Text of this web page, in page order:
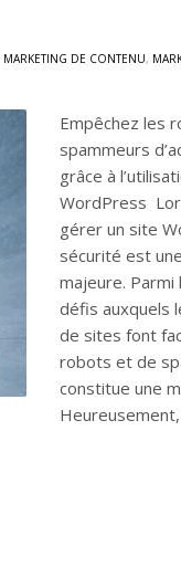
MARKETING DE CONTENU,
Empêchez les
spammeurs
grâce à
WordPress
gérer un site
sécurité est
majeure.
défis auxquels
de sites font
robots et de
constitue une